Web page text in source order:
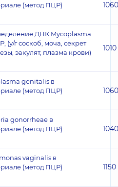
(метод ПЦР)
1060
ДНК Mycoplasma
г соскоб, моча, секрет
эакулят, плазма крови)
1010
genitalis в
(метод ПЦР)
1060
gonorrheae в
(метод ПЦР)
1040
vaginalis в
(метод ПЦР)
1150